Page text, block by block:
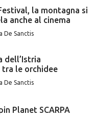
la montagna si
anche al cinema
De Sanctis
dell’Istria
tra le orchidee
De Sanctis
Planet SCARPA